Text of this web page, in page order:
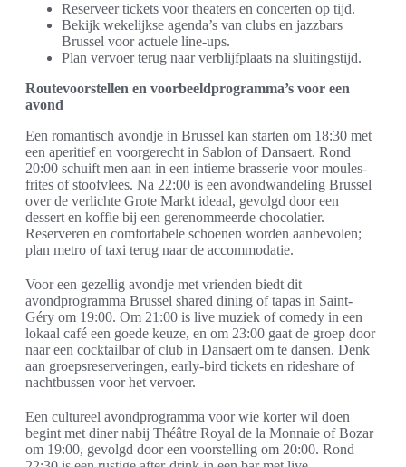
Reserveer tickets voor theaters en concerten op tijd.
Bekijk wekelijkse agenda’s van clubs en jazzbars
Brussel voor actuele line-ups.
Plan vervoer terug naar verblijfplaats na sluitingstijd.
Routevoorstellen en voorbeeldprogramma’s voor een
avond
Een romantisch avondje in Brussel kan starten om 18:30 met
een aperitief en voorgerecht in Sablon of Dansaert. Rond
20:00 schuift men aan in een intieme brasserie voor moules-
frites of stoofvlees. Na 22:00 is een avondwandeling Brussel
over de verlichte Grote Markt ideaal, gevolgd door een
dessert en koffie bij een gerenommeerde chocolatier.
Reserveren en comfortabele schoenen worden aanbevolen;
plan metro of taxi terug naar de accommodatie.
Voor een gezellig avondje met vrienden biedt dit
avondprogramma Brussel shared dining of tapas in Saint-
Géry om 19:00. Om 21:00 is live muziek of comedy in een
lokaal café een goede keuze, en om 23:00 gaat de groep door
naar een cocktailbar of club in Dansaert om te dansen. Denk
aan groepsreserveringen, early-bird tickets en rideshare of
nachtbussen voor het vervoer.
Een cultureel avondprogramma voor wie korter wil doen
begint met diner nabij Théâtre Royal de la Monnaie of Bozar
om 19:00, gevolgd door een voorstelling om 20:00. Rond